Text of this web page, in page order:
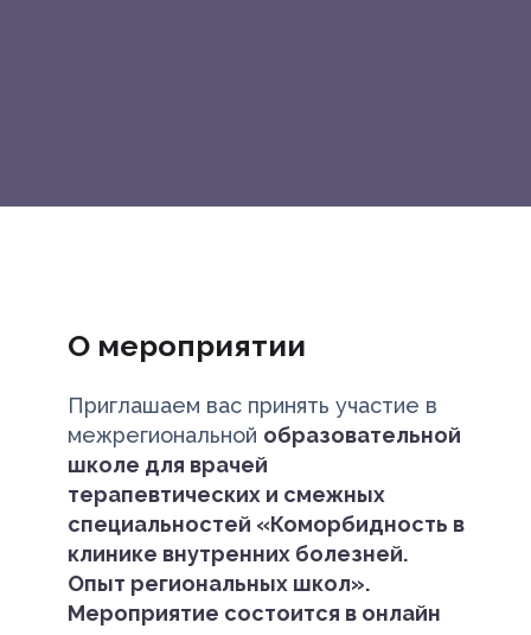
О мероприятии
Приглашаем вас принять участие в
межрегиональной образовательной
школе для врачей
терапевтических и смежных
специальностей «Коморбидность в
клинике внутренних болезней.
Опыт региональных школ».
Мероприятие состоится в онлайн